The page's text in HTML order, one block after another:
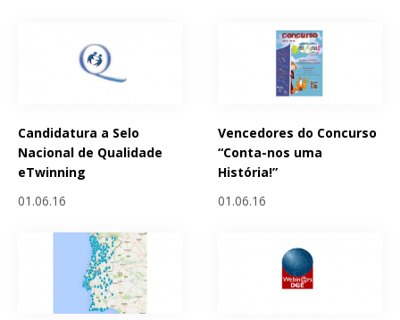
Candidatura a Selo
Nacional de Qualidade
eTwinning
01.06.16
Vencedores do Concurso
“Conta-nos uma
História!”
01.06.16